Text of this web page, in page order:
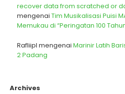
recover data from scratched or
mengenai Tim Musikalisasi Puisi
Memukau di “Peringatan 100
Rafliipl mengenai Marinir Latih
2 Padang
Archives